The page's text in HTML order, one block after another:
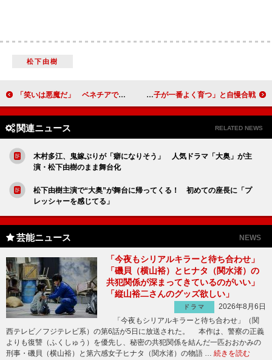
松下由樹
「笑いは悪魔だ」 ベネチアで北野武監督が会見 ももクロ玉井詩織が朝寝坊で欠席！？ 「この子が一番よく育つ」と自慢合戦
関連ニュース RELATED NEWS
木村多江、鬼嫁ぶりが「癖になりそう」 人気ドラマ「大奥」が主
演・松下由樹のまま舞台化
松下由樹主演で“大奥”が舞台に帰ってくる！ 初めての座長に「プ
レッシャーを感じてる」
芸能ニュース NEWS
「今夜もシリアルキラーと待ち合わせ」
「磯貝（横山裕）とヒナタ（関水渚）の
共犯関係が深まってきているのがいい」
「縦山裕二さんのグッズ欲しい」
ドラマ
2026年8月6日
「今夜もシリアルキラーと待ち合わせ」（関
西テレビ／フジテレビ系）の第6話が5日に放送された。 本作は、警察の正義
よりも復讐（ふくしゅう）を優先し、秘密の共犯関係を結んだ一匹おおかみの
刑事・磯貝（横山裕）と第六感女子ヒナタ（関水渚）の物語 … 続きを読む